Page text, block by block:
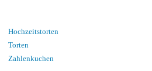
Hochzeitstorten
Torten
Zahlenkuchen